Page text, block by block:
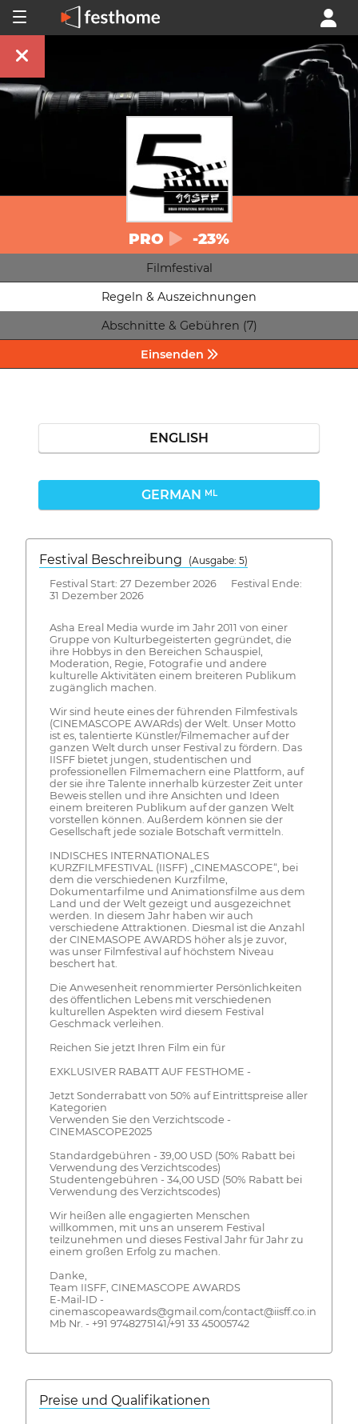
PRO -23%
Filmfestival
Regeln & Auszeichnungen
Abschnitte & Gebühren (7)
Einsenden
ENGLISH
GERMAN ML
Festival Beschreibung
(Ausgabe: 5)
Festival Start: 27 Dezember 2026 Festival Ende:
31 Dezember 2026
Asha Ereal Media wurde im Jahr 2011 von einer
Gruppe von Kulturbegeisterten gegründet, die
ihre Hobbys in den Bereichen Schauspiel,
Moderation, Regie, Fotografie und andere
kulturelle Aktivitäten einem breiteren Publikum
zugänglich machen.
Wir sind heute eines der führenden Filmfestivals
(CINEMASCOPE AWARds) der Welt. Unser Motto
ist es, talentierte Künstler/Filmemacher auf der
ganzen Welt durch unser Festival zu fördern. Das
IISFF bietet jungen, studentischen und
professionellen Filmemachern eine Plattform, auf
der sie ihre Talente innerhalb kürzester Zeit unter
Beweis stellen und ihre Ansichten und Ideen
einem breiteren Publikum auf der ganzen Welt
vorstellen können. Außerdem können sie der
Gesellschaft jede soziale Botschaft vermitteln.
INDISCHES INTERNATIONALES
KURZFILMFESTIVAL (IISFF) „CINEMASCOPE“, bei
dem die verschiedenen Kurzfilme,
Dokumentarfilme und Animationsfilme aus dem
Land und der Welt gezeigt und ausgezeichnet
werden. In diesem Jahr haben wir auch
verschiedene Attraktionen. Diesmal ist die Anzahl
der CINEMASOPE AWARDS höher als je zuvor,
was unser Filmfestival auf höchstem Niveau
beschert hat.
Die Anwesenheit renommierter Persönlichkeiten
des öffentlichen Lebens mit verschiedenen
kulturellen Aspekten wird diesem Festival
Geschmack verleihen.
Reichen Sie jetzt Ihren Film ein für
EXKLUSIVER RABATT AUF FESTHOME -
Jetzt Sonderrabatt von 50% auf Eintrittspreise aller
Kategorien
Verwenden Sie den Verzichtscode -
CINEMASCOPE2025
Standardgebühren - 39,00 USD (50% Rabatt bei
Verwendung des Verzichtscodes)
Studentengebühren - 34,00 USD (50% Rabatt bei
Verwendung des Verzichtscodes)
Wir heißen alle engagierten Menschen
willkommen, mit uns an unserem Festival
teilzunehmen und dieses Festival Jahr für Jahr zu
einem großen Erfolg zu machen.
Danke,
Team IISFF, CINEMASCOPE AWARDS
E-Mail-ID -
cinemascopeawards@gmail.com/contact@iisff.co.in
Mb Nr. - +91 9748275141/+91 33 45005742
Preise und Qualifikationen